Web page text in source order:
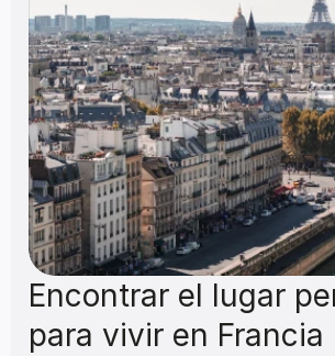
Encontrar el lugar
para vivir en Francia